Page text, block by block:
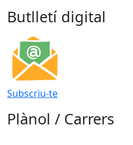
Butlletí digital
Subscriu-te
Plànol / Carrers